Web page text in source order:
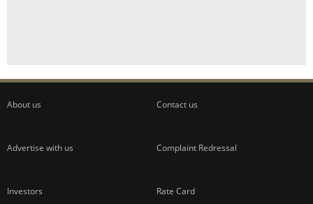
About us Contact us
Advertise with us Complaint Redressal
Investors Rate Card